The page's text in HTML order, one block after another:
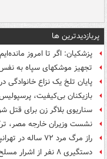
پربازدیدترین ها
پزشکیان: اگر تا امروز
تجهیز موشکهای سپاه به
پایان تلخ یک نزاع خانوادگی
بازیکنان بی‌کیفیت،
سناریوی بلاگر زن برای
نشست وزیران خارجه مصر،
راز مرگ مرد ۷۲ ساله در تهرانپارس فاش شد
دستگیری ۸ نفر از اشرار مسلح شاخص و مرتبطین گروهک های تروریستی